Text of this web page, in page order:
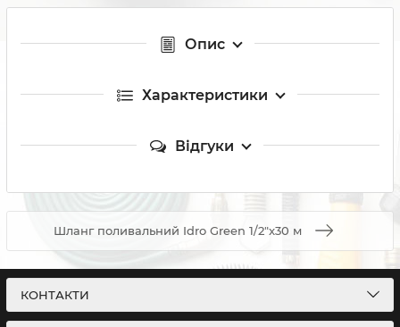
Опис
Характеристики
Відгуки
Шланг поливальний Idro Green 1/2"x30 м
КОНТАКТИ